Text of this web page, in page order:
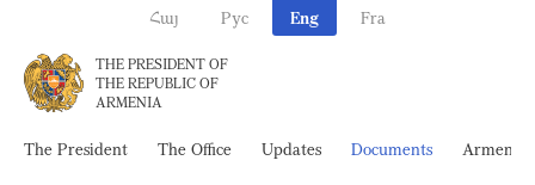
Հայ Рус Eng Fra
THE PRESIDENT OF
THE REPUBLIC OF
ARMENIA
The President The Office Updates Documents Armenia